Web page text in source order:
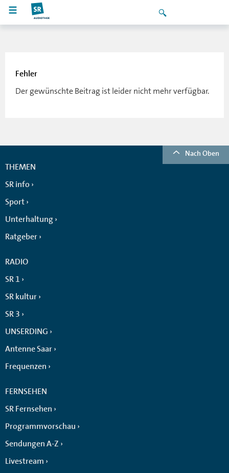
Fehler
Der gewünschte Beitrag ist leider nicht mehr verfügbar.
Nach Oben
THEMEN
SR info
Sport
Unterhaltung
Ratgeber
RADIO
SR 1
SR kultur
SR 3
UNSERDING
Antenne Saar
Frequenzen
FERNSEHEN
SR Fernsehen
Programmvorschau
Sendungen A-Z
Livestream